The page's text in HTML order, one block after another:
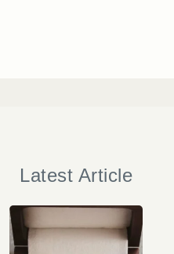
Latest Article